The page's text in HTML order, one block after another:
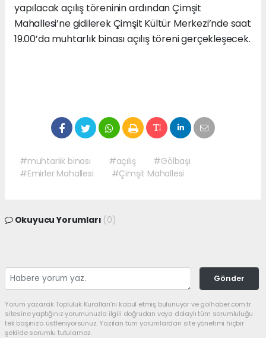
yapılacak açılış töreninin ardından Çimşit
Mahallesi’ne gidilerek Çimşit Kültür Merkezi’nde saat
19.00’da muhtarlık binası açılış töreni gerçekleşecek.
#muhtarlık binası #açılış
#Gölbaşı
#Emirler Mahallesi
#Çimşit Mahallesi
Okuyucu Yorumları (0)
Gönder
Yorum yazarak Topluluk Kuralları’nı kabul etmiş bulunuyor ve golhaber.com.tr
sitesine yaptığınız yorumunuzla ilgili doğrudan veya dolaylı tüm sorumluluğu
tek başınıza üstleniyorsunuz. Yazılan tüm yorumlardan site yönetimi hiçbir
şekilde sorumlu tutulamaz.